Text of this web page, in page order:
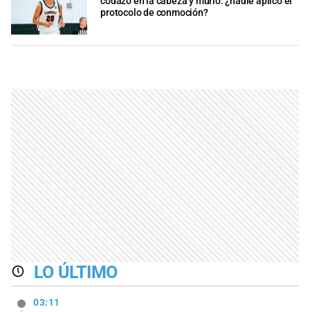
protocolo de conmoción?
LO ÚLTIMO
03:11